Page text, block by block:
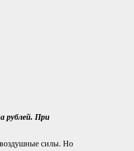
рублей. При
силы. Но